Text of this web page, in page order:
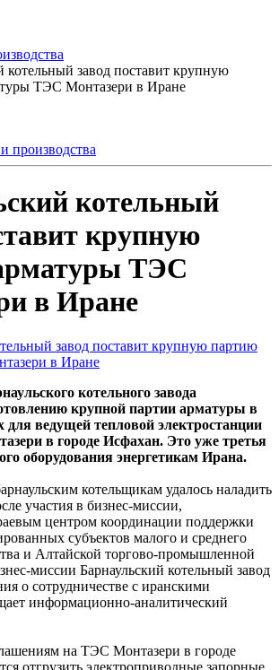
котельный завод поставит крупную
ТЭС Монтазери в Иране
производства
котельный
крупную
ТЭС
в Иране
котельного завода
крупной партии арматуры в
для ведущей тепловой электростанции
в городе Исфахан. Это уже третья
оборудования энергетикам Ирана.
котельщикам удалось наладить
участия в бизнес-миссии,
центром координации поддержки
субъектов малого и среднего
и Алтайской торгово-промышленной
миссии Барнаульский котельный завод
о сотрудничестве с иранскими
информационно-аналитический
на ТЭС Монтазери в городе
отгрузить электроприводные запорные